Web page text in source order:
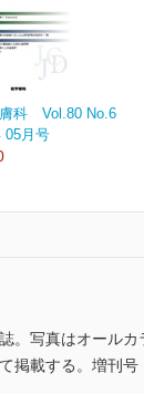
科 Vol.80 No.6
05月号
。写真はオール
載する。増刊